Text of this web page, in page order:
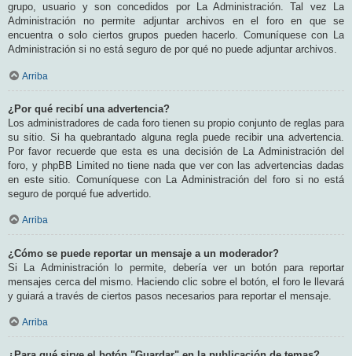
grupo, usuario y son concedidos por La Administración. Tal vez La
Administración no permite adjuntar archivos en el foro en que se
encuentra o solo ciertos grupos pueden hacerlo. Comuníquese con La
Administración si no está seguro de por qué no puede adjuntar archivos.
Arriba
¿Por qué recibí una advertencia?
Los administradores de cada foro tienen su propio conjunto de reglas para
su sitio. Si ha quebrantado alguna regla puede recibir una advertencia.
Por favor recuerde que esta es una decisión de La Administración del
foro, y phpBB Limited no tiene nada que ver con las advertencias dadas
en este sitio. Comuníquese con La Administración del foro si no está
seguro de porqué fue advertido.
Arriba
¿Cómo se puede reportar un mensaje a un moderador?
Si La Administración lo permite, debería ver un botón para reportar
mensajes cerca del mismo. Haciendo clic sobre el botón, el foro le llevará
y guiará a través de ciertos pasos necesarios para reportar el mensaje.
Arriba